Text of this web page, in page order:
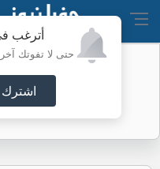
أترغب
حتى لا تفوتك آخر
اشترك
يوضح